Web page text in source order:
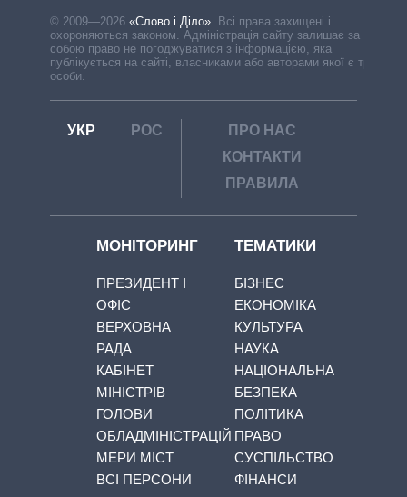
© 2009—2026 «Слово і Діло». Всі права захищені і
охороняються законом. Адміністрація сайту залишає за
собою право не погоджуватися з інформацією, яка
публікується на сайті, власниками або авторами якої є треті
особи.
УКР РОС
ПРО НАС
КОНТАКТИ
ПРАВИЛА
МОНІТОРИНГ
ПРЕЗИДЕНТ І
ОФІС
ВЕРХОВНА
РАДА
КАБІНЕТ
МІНІСТРІВ
ГОЛОВИ
ОБЛАДМІНІСТРАЦІЙ
МЕРИ МІСТ
ВСІ ПЕРСОНИ
ТЕМАТИКИ
БІЗНЕС
ЕКОНОМІКА
КУЛЬТУРА
НАУКА
НАЦІОНАЛЬНА
БЕЗПЕКА
ПОЛІТИКА
ПРАВО
СУСПІЛЬСТВО
ФІНАНСИ